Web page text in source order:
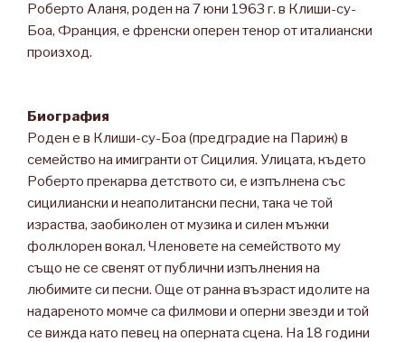
Роберто Аланя, роден на 7 юни 1963 г. в Клиши-су-
Боа, Франция, е френски оперен тенор от италиански
произход.
Биография
Роден е в Клиши-су-Боа (предградие на Париж) в
семейство на имигранти от Сицилия. Улицата, където
Роберто прекарва детството си, е изпълнена със
сицилиански и неаполитански песни, така че той
израства, заобиколен от музика и силен мъжки
фолклорен вокал. Членовете на семейството му
също не се свенят от публични изпълнения на
любимите си песни. Още от ранна възраст идолите на
надареното момче са филмови и оперни звезди и той
се вижда като певец на оперната сцена. На 18 години